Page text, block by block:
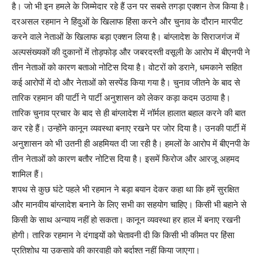
है। जो भी इन हमले के जिम्मेदार रहे हैं उन पर सबसे तगड़ा एक्शन तेज किया है।
दरअसल रहमान ने हिंदुओं के खिलाफ हिंसा करने और चुनाव के दौरान मारपीट
करने वाले नेताओं के खिलाफ बड़ा एक्शन लिया है। बांग्लादेश के सिराजगंज में
अल्पसंख्यकों की दुकानों में तोड़फोड़ और जबरदस्ती वसूली के आरोप में बीएनपी ने
तीन नेताओं को कारण बताओ नोटिस दिया है। वोटरों को डराने, धमकाने सहित
कई आरोपों में दो और नेताओं को सस्पेंड किया गया है। चुनाव जीतने के बाद से
तारिक रहमान की पार्टी ने पार्टी अनुशासन को लेकर कड़ा कदम उठाया है।
तारिक चुनाव प्रचार के बाद से ही बांग्लादेश में नॉर्मल हालात बहाल करने की बात
कर रहे हैं। उन्होंने कानून व्यवस्था बनाए रखने पर जोर दिया है। उनकी पार्टी में
अनुशासन को भी उतनी ही अहमियत दी जा रही है। हमलों के आरोप में बीएनपी के
तीन नेताओं को कारण बतौर नोटिस दिया है। इसमें फिरोज और आरजू अहमद
शामिल हैं।
शपथ से कुछ घंटे पहले भी रहमान ने बड़ा बयान देकर कहा था कि हमें सुरक्षित
और मानवीय बांग्लादेश बनाने के लिए सभी का सहयोग चाहिए। किसी भी बहाने से
किसी के साथ अन्याय नहीं हो सकता। कानून व्यवस्था हर हाल में बनाए रखनी
होगी। तारिक रहमान ने दंगाइयों को चेतावनी दी कि किसी भी कीमत पर हिंसा
प्रतिशोध या उकसावे की कारवाही को बर्दाश्त नहीं किया जाएगा।